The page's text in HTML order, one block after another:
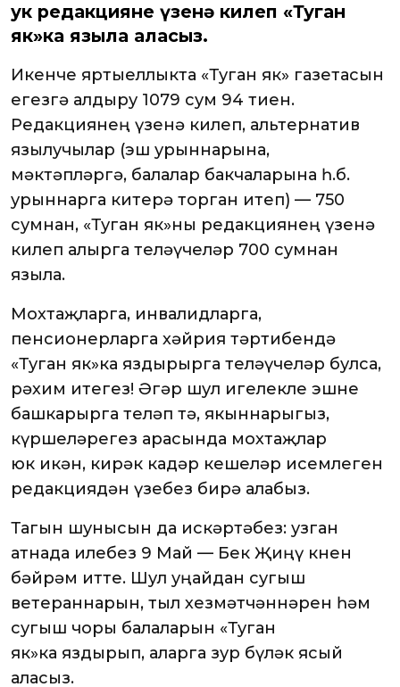
ук редакциянең үзенә килеп «Туган
як»ка языла аласыз.
Икенче яртыеллыкта «Туган як» газетасын
өегезгә алдыру 1079 сум 94 тиен.
Редакциянең үзенә килеп, альтернатив
язылучылар (эш урыннарына,
мәктәпләргә, балалар бакчаларына һ.б.
урыннарга китерә торган итеп) — 750
сумнан, «Туган як»ны редакциянең үзенә
килеп алырга теләүчеләр 700 сумнан
языла.
Мохтаҗларга, инвалидларга,
пенсионерларга хәйрия тәртибендә
«Туган як»ка яздырырга теләүчеләр булса,
рәхим итегез! Әгәр шул игелекле эшне
башкарырга теләп тә, якыннарыгыз,
күршеләрегез арасында мохтаҗлар
юк икән, кирәк кадәр кешеләр исемлеген
редакциядән үзебез бирә алабыз.
Тагын шунысын да искәртәбез: узган
атнада илебез 9 Май — Бөек Җиңү көнен
бәйрәм итте. Шул уңайдан сугыш
ветераннарын, тыл хезмәтчәннәрен һәм
сугыш чоры балаларын «Туган
як»ка яздырып, аларга зур бүләк ясый
аласыз.